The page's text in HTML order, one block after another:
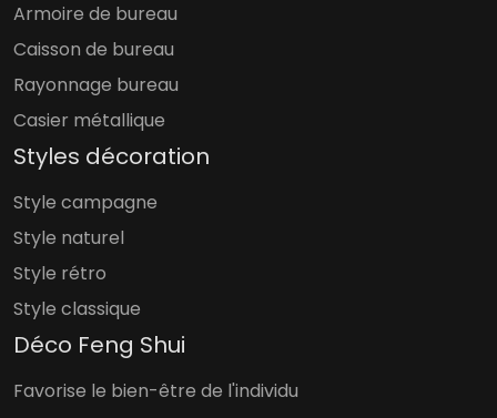
Armoire de bureau
Caisson de bureau
Rayonnage bureau
Casier métallique
Styles décoration
Style campagne
Style naturel
Style rétro
Style classique
Déco Feng Shui
Favorise le bien-être de l'individu